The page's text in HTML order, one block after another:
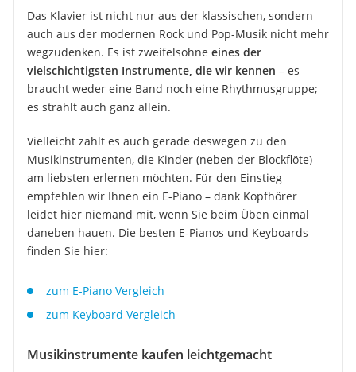
Das Klavier ist nicht nur aus der klassischen, sondern
auch aus der modernen Rock und Pop-Musik nicht mehr
wegzudenken. Es ist zweifelsohne eines der
vielschichtigsten Instrumente, die wir kennen – es
braucht weder eine Band noch eine Rhythmusgruppe;
es strahlt auch ganz allein.
Vielleicht zählt es auch gerade deswegen zu den
Musikinstrumenten, die Kinder (neben der Blockflöte)
am liebsten erlernen möchten. Für den Einstieg
empfehlen wir Ihnen ein E-Piano – dank Kopfhörer
leidet hier niemand mit, wenn Sie beim Üben einmal
daneben hauen. Die besten E-Pianos und Keyboards
finden Sie hier:
zum E-Piano Vergleich
zum Keyboard Vergleich
Musikinstrumente kaufen leichtgemacht